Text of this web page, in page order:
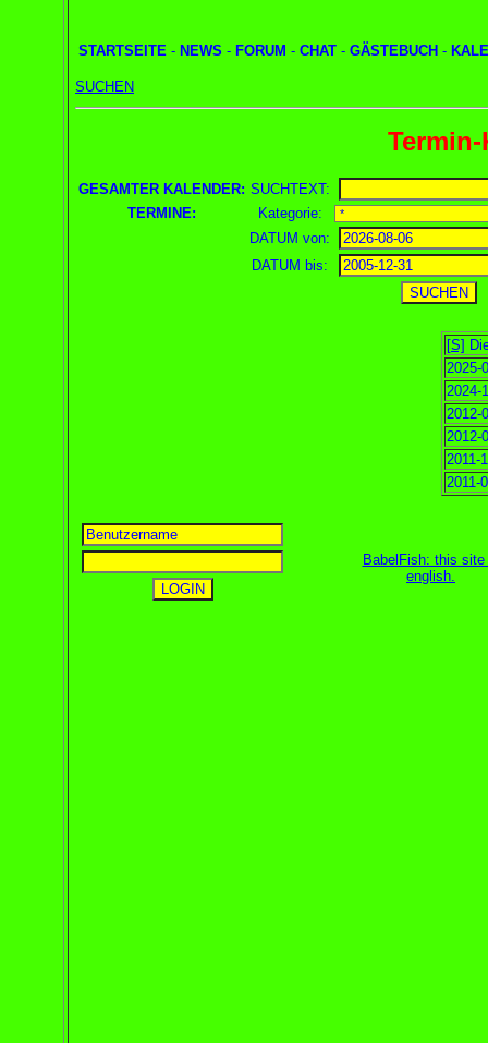
STARTSEITE - NEWS - FORUM - CHAT - GÄSTEBUCH -
SUCHEN
GESAMTER KALENDER: SUCHTEXT:
TERMINE:
Kategorie:
DATUM von:
DATUM bis:
[S]
2025-
2024-
2012-
2012-
2011-
2011-
BabelFish: this site
english.